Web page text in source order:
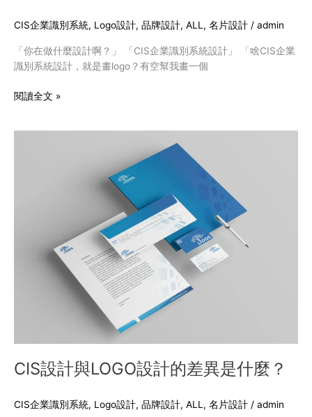
CIS企業識別系統, Logo設計, 品牌設計, ALL , 名片設計 / admin
「你在做什麼設計啊？」 「CIS企業識別系統設計」 「啥CIS企業
識別系統設計，就是畫logo？有空幫我畫一個
識
別
系
設
閱讀全文 »
CIS設計與LOGO設計的差異是什麼？
CIS企業識別系統, Logo設計, 品牌設計, ALL , 名片設計 / admin